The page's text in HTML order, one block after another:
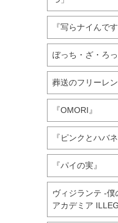
『写らナイんです
ぼっち・ざ・ろっ
葬送のフリーレン
『OMORI』
『ピンクとハバネ
『パイの実』
ヴィジランテ -僕
アカデミア